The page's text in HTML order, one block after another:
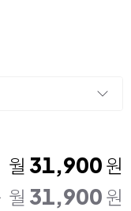
월 31,900 원
월 31,900 원